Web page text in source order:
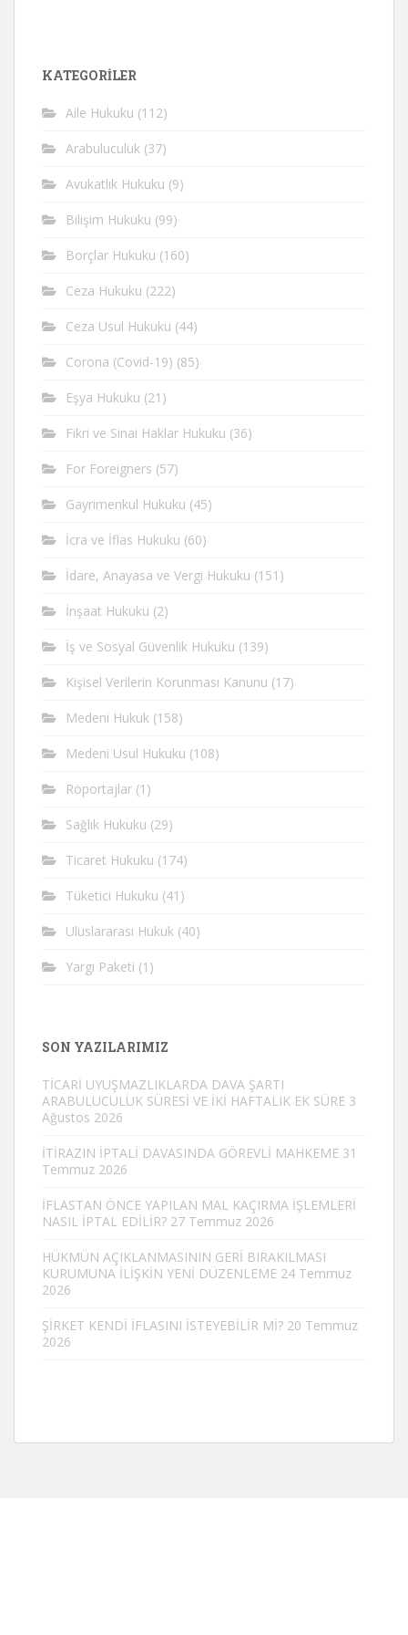
KATEGORİLER
Aile Hukuku (112)
Arabuluculuk (37)
Avukatlık Hukuku (9)
Bilişim Hukuku (99)
Borçlar Hukuku (160)
Ceza Hukuku (222)
Ceza Usul Hukuku (44)
Corona (Covid-19) (85)
Eşya Hukuku (21)
Fikri ve Sinai Haklar Hukuku (36)
For Foreigners (57)
Gayrimenkul Hukuku (45)
İcra ve İflas Hukuku (60)
İdare, Anayasa ve Vergi Hukuku (151)
İnşaat Hukuku (2)
İş ve Sosyal Güvenlik Hukuku (139)
Kişisel Verilerin Korunması Kanunu (17)
Medeni Hukuk (158)
Medeni Usul Hukuku (108)
Röportajlar (1)
Sağlık Hukuku (29)
Ticaret Hukuku (174)
Tüketici Hukuku (41)
Uluslararası Hukuk (40)
Yargı Paketi (1)
SON YAZILARIMIZ
TİCARİ UYUŞMAZLIKLARDA DAVA ŞARTI
ARABULUCULUK SÜRESİ VE İKİ HAFTALIK EK SÜRE 3
Ağustos 2026
İTİRAZIN İPTALİ DAVASINDA GÖREVLİ MAHKEME 31
Temmuz 2026
İFLASTAN ÖNCE YAPILAN MAL KAÇIRMA İŞLEMLERİ
NASIL İPTAL EDİLİR? 27 Temmuz 2026
HÜKMÜN AÇIKLANMASININ GERİ BIRAKILMASI
KURUMUNA İLİŞKİN YENİ DÜZENLEME 24 Temmuz
2026
ŞİRKET KENDİ İFLASINI İSTEYEBİLİR Mİ? 20 Temmuz
2026